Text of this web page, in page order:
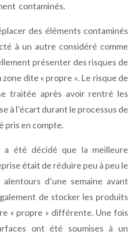
contaminés.
des éléments contaminés
à un autre considéré comme
présenter des risques de
dite « propre ». Le risque de
traitée après avoir rentré les
à l’écart durant le processus de
pris en compte.
a été décidé que la meilleure
était de réduire peu à peu le
d’une semaine avant
de stocker les produits
« propre » différente. Une fois
ont été soumises à un